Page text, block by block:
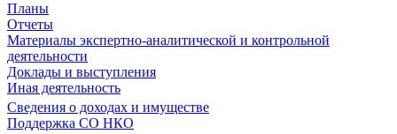
Планы
Отчеты
Материалы экспертно-аналитической и контрольной
деятельности
Доклады и выступления
Иная деятельность
Сведения о доходах и имуществе
Поддержка СО НКО